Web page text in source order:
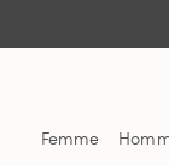
Femme